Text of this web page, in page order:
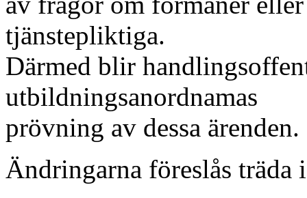
tjänstepliktiga.
Därmed blir
utbildningsanordnamas
prövning av dessa ärenden.
Ändringarna föreslås